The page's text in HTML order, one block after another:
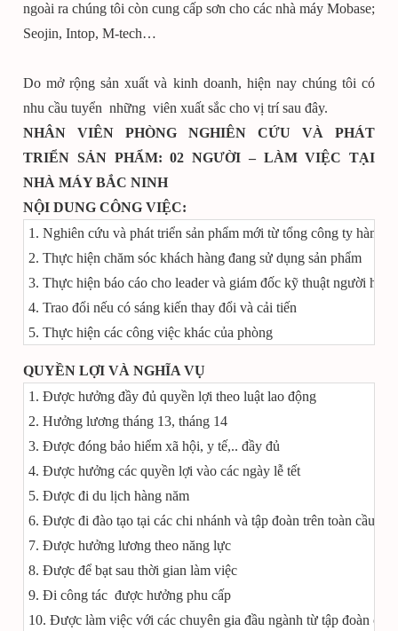
ngoài ra chúng tôi còn cung cấp sơn cho các nhà máy Mobase;
Seojin, Intop, M-tech…
Do mở rộng sản xuất và kinh doanh, hiện nay chúng tôi có
nhu cầu tuyển những viên xuất sắc cho vị trí sau đây.
NHÂN VIÊN PHÒNG NGHIÊN CỨU VÀ PHÁT
TRIỂN SẢN PHẨM: 02 NGƯỜI – LÀM VIỆC TẠI
NHÀ MÁY BẮC NINH
NỘI DUNG CÔNG VIỆC:
1. Nghiên cứu và phát triển sản phẩm mới từ tổng công ty hàn
2. Thực hiện chăm sóc khách hàng đang sử dụng sản phẩm
3. Thực hiện báo cáo cho leader và giám đốc kỹ thuật người hàn
4. Trao đổi nếu có sáng kiến thay đổi và cải tiến
5. Thực hiện các công việc khác của phòng
QUYỀN LỢI VÀ NGHĨA VỤ
1. Được hưởng đầy đủ quyền lợi theo luật lao động
2. Hưởng lương tháng 13, tháng 14
3. Được đóng bảo hiểm xã hội, y tế,.. đầy đủ
4. Được hưởng các quyền lợi vào các ngày lễ tết
5. Được đi du lịch hàng năm
6. Được đi đào tạo tại các chi nhánh và tập đoàn trên toàn cầu
7. Được hưởng lương theo năng lực
8. Được để bạt sau thời gian làm việc
9. Đi công tác được hưởng phu cấp
10. Được làm việc với các chuyên gia đầu ngành từ tập đoàn